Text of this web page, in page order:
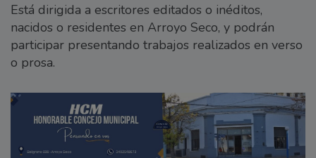
Está dirigida a escritores editados o inéditos,
nacidos o residentes en Arroyo Seco, y podrán
participar presentando trabajos realizados en verso
o prosa.